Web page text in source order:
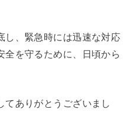
し、緊急時には迅速な対応
全を守るために、日頃から
てありがとうございまし